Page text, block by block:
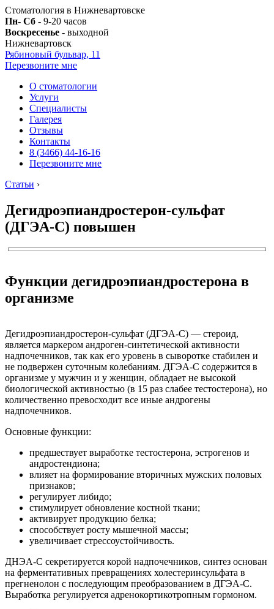
Стоматология в Нижневартовске
Пн- Сб - 9-20 часов
Воскресенье - выходной
Нижневартовск
Рябиновый бульвар, 11
Перезвоните мне
О стоматологии
Услуги
Специалисты
Галерея
Отзывы
Контакты
8 (3466) 44-16-16
Перезвоните мне
Статьи ›
Дегидроэпиандростерон-сульфат
(ДГЭА-С) повышен
Функции дегидроэпиандростерона в
организме
Дегидроэпиандростерон-сульфат (ДГЭА-С) — стероид,
является маркером андроген-синтетической активности
надпочечников, так как его уровень в сыворотке стабилен и
не подвержен суточным колебаниям. ДГЭА-С содержится в
организме у мужчин и у женщин, обладает не высокой
биологической активностью (в 15 раз слабее тестостерона), но
количественно превосходит все иные андрогены
надпочечников.
Основные функции:
предшествует выработке тестостерона, эстрогенов и
андростендиона;
влияет на формирование вторичных мужских половых
признаков;
регулирует либидо;
стимулирует обновление костной ткани;
активирует продукцию белка;
способствует росту мышечной массы;
увеличивает стрессоустойчивость.
ДНЭА-С секретируется корой надпочечников, синтез основан
на ферментативных превращениях холестеринсульфата в
прегненолон с последующим преобразованием в ДГЭА-С.
Выработка регулируется адренокортикотропным гормоном.